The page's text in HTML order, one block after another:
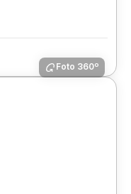
Foto 360º